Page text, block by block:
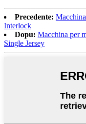
Precedente:
Interlock
Dopu: Macchina per
Single Jersey